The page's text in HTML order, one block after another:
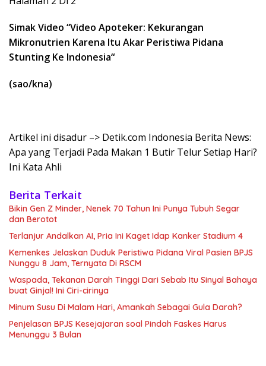
Simak Video “Video Apoteker: Kekurangan
Mikronutrien Karena Itu Akar Peristiwa Pidana
Stunting Ke Indonesia“
(sao/kna)
Artikel ini disadur –> Detik.com Indonesia Berita News:
Apa yang Terjadi Pada Makan 1 Butir Telur Setiap Hari?
Ini Kata Ahli
Berita Terkait
Bikin Gen Z Minder, Nenek 70 Tahun Ini Punya Tubuh Segar
dan Berotot
Terlanjur Andalkan AI, Pria Ini Kaget Idap Kanker Stadium 4
Kemenkes Jelaskan Duduk Peristiwa Pidana Viral Pasien BPJS
Nunggu 8 Jam, Ternyata Di RSCM
Waspada, Tekanan Darah Tinggi Dari Sebab Itu Sinyal Bahaya
buat Ginjal! Ini Ciri-cirinya
Minum Susu Di Malam Hari, Amankah Sebagai Gula Darah?
Penjelasan BPJS Kesejajaran soal Pindah Faskes Harus
Menunggu 3 Bulan